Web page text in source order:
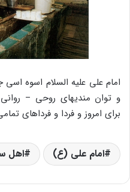
امام علی علیه السلام اسوه
و توان مندیهای روحی –
برای امروز و فردا و فرداهای
امام علی (ع) اهل